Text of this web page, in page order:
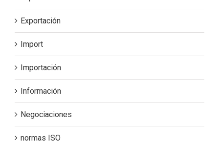
Exportación
Import
Importación
Información
Negociaciones
normas ISO